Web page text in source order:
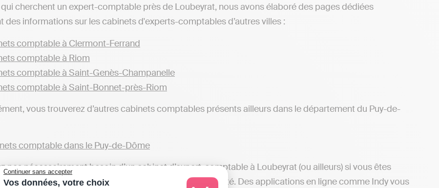
Continuer sans accepter
Vos données, votre choix
cherchent un expert-comptable près de Loubeyrat, nous avons élaboré des pages dédiées
des informations sur les cabinets d'experts-comptables d’autres villes :
comptable à Clermont-Ferrand
comptable à Riom
comptable à Saint-Genès-Champanelle
comptable à Saint-Bonnet-près-Riom
vous trouverez d’autres cabinets comptables présents ailleurs dans le département du Puy-de-
comptable dans le Puy-de-Dôme
pas nécessairement besoin d’un cabinet d’expert-comptable à Loubeyrat (ou ailleurs) si vous êtes
Il est tout à fait légal de gérer soi-même sa comptabilité. Des applications en ligne comme Indy vous